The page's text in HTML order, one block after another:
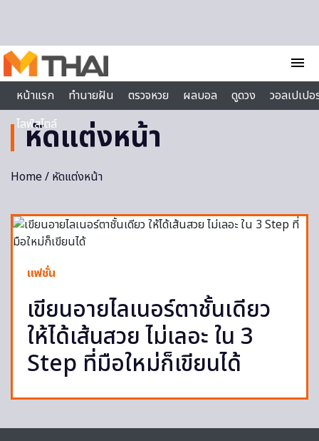
menu
หน้าแรก
ทำนายฝัน ตรวจหวย ผลบอล ดูดวง
วอลเปเป
ไลฟ์สไตล์
หัดแต่งหน้า
Home/ หัดแต่งหน้า
แฟชั่น
เขียนอายไลเนอร์ตาชั้นเดียว
ให้ได้เส้นสวย ไม่เลอะ ใน 3
Step ที่มือใหม่ก็เขียนได้